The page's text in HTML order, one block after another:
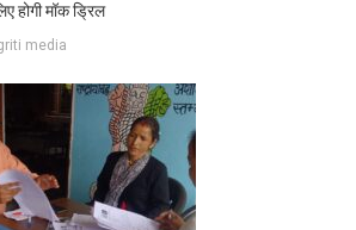
होगी मॉक ड्रिल
media